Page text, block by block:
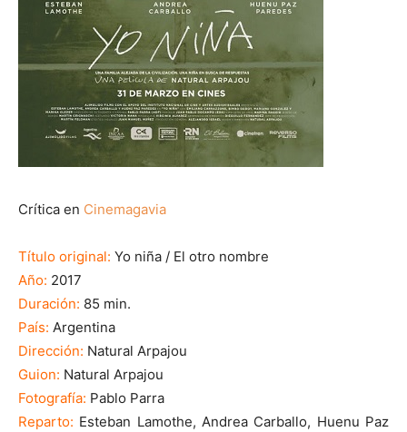
Crítica en Cinemagavia
Título original: Yo niña / El otro nombre
Año: 2017
Duración: 85 min.
País: Argentina
Dirección: Natural Arpajou
Guion: Natural Arpajou
Fotografía: Pablo Parra
Reparto: Esteban Lamothe, Andrea Carballo, Huenu Paz